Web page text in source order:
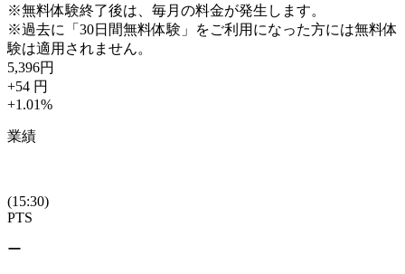
※無料体験終了後は、毎月の料金が発生します。
※過去に「30日間無料体験」をご利用になった方には無料体
験は適用されません。
5,396円
+54 円
+1.01%
業績
(15:30)
PTS
ー